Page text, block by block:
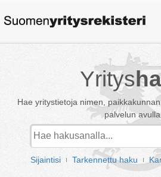
Yritys
Hae yritystietoja nimen,
palvelun
Sijaintisi Tarkennettu haku